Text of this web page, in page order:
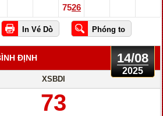
7526
ĐỊNH 14/08
2025
XSBDI
73